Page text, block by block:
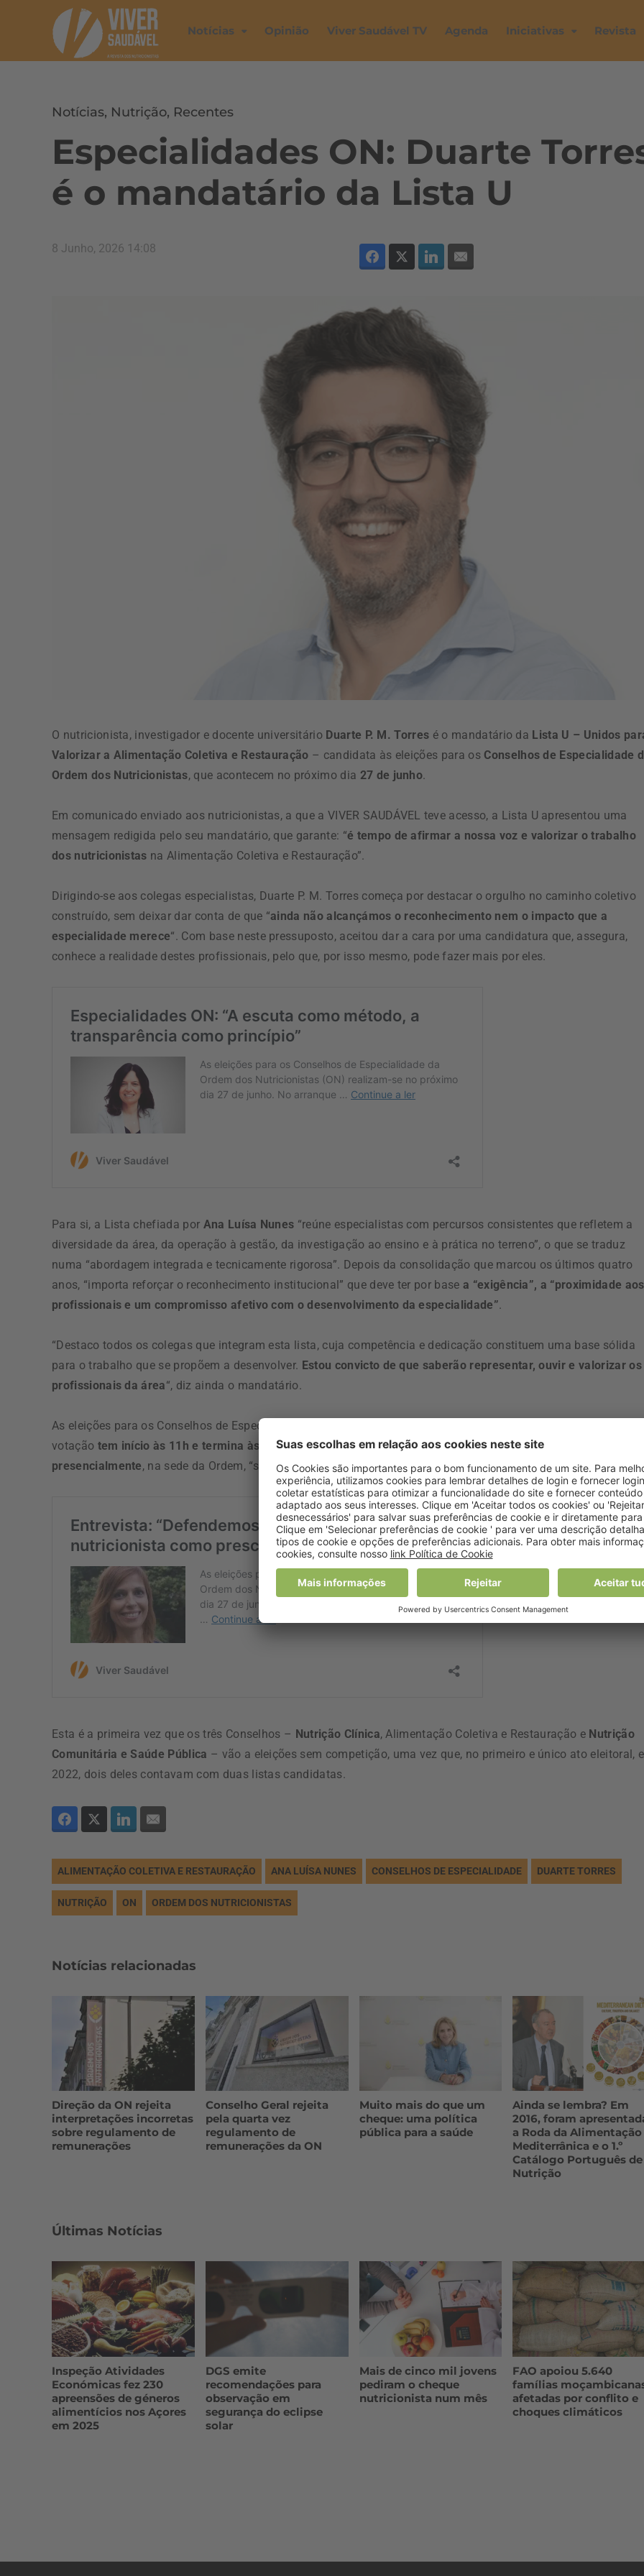
Notícias Opinião Viver Saudável TV Agenda Iniciativas Revista
Notícias, Nutrição, Recentes
Especialidades ON: Duarte
é o mandatário da Lista U
8 Junho, 2026 14:08
O nutricionista, investigador e docente universitário Duarte P. M. Torres é o mandatário da Lista U – Unidos
Valorizar a Alimentação Coletiva e Restauração – candidata às eleições para os Conselhos de Especialidade
Ordem dos Nutricionistas, que acontecem no próximo dia 27 de junho.
Em comunicado enviado aos nutricionistas, a que a VIVER SAUDÁVEL teve acesso, a Lista U apresentou uma
mensagem redigida pelo seu mandatário, que garante: “é tempo de afirmar a nossa voz e valorizar o trabalho
dos nutricionistas na Alimentação Coletiva e Restauração”.
Dirigindo-se aos colegas especialistas, Duarte P. M. Torres começa por destacar o orgulho no caminho coletivo
construído, sem deixar dar conta de que “ainda não alcançámos o reconhecimento nem o impacto que a
especialidade merece“. Com base neste pressuposto, aceitou dar a cara por uma candidatura que, assegura,
conhece a realidade destes profissionais, pelo que, por isso mesmo, pode fazer mais por eles.
Para si, a Lista chefiada por Ana Luísa Nunes “reúne especialistas com percursos consistentes que refletem a
diversidade da área, da operação à gestão, da investigação ao ensino e à prática no terreno”, o que se traduz
numa “abordagem integrada e tecnicamente rigorosa”. Depois da consolidação que marcou os últimos quatro
anos, “importa reforçar o reconhecimento institucional” que deve ter por base a “exigência”, a “proximidade aos
profissionais e um compromisso afetivo com o desenvolvimento da especialidade”.
“Destaco todos os colegas que integram esta lista, cuja competência e dedicação constituem uma base sólida
para o trabalho que se propõem a desenvolver. Estou convicto de que saberão representar, ouvir e valorizar os
profissionais da área“, diz ainda o mandatário.
As eleições para os Conselhos de Especialidade da ON estão agendadas para dia
votação tem início às 11h e termina às 16h, sendo que o exercício de voto poderá ser feito por
presencialmente, na sede da Ordem, “sendo vedado o voto por procuração”.
Esta é a primeira vez que os três Conselhos – Nutrição Clínica, Alimentação Coletiva e Restauração e Nutrição
Comunitária e Saúde Pública – vão a eleições sem competição, uma vez que, no primeiro e único ato eleitoral,
2022, dois deles contavam com duas listas candidatas.
ALIMENTAÇÃO COLETIVA E RESTAURAÇÃO ANA LUÍSA NUNES CONSELHOS DE ESPECIALIDADE DUARTE TORRES
NUTRIÇÃO ON ORDEM DOS NUTRICIONISTAS
Notícias relacionadas
Direção da ON rejeita
interpretações incorretas
sobre regulamento de
remunerações
Conselho Geral rejeita
pela quarta vez
regulamento de
remunerações da ON
Muito mais do que um
cheque: uma política
pública para a saúde
Ainda se lembra? Em
2016, foram
a Roda da Alimentação
Mediterrânica e o 1.º
Catálogo Português de
Nutrição
Últimas Notícias
Inspeção Atividades
Económicas fez 230
apreensões de géneros
alimentícios nos Açores
em 2025
DGS emite
recomendações para
observação em
segurança do eclipse
solar
Mais de cinco mil jovens
pediram o cheque
nutricionista num mês
FAO apoiou 5.640
famílias
afetadas por conflito e
choques climáticos